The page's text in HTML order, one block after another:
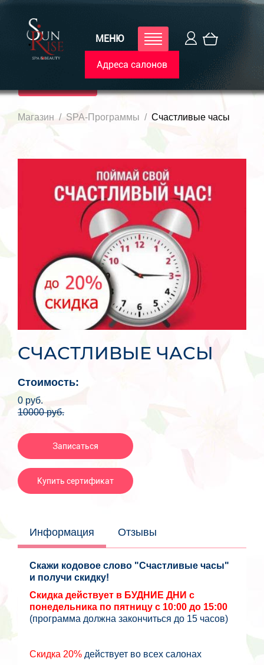
МЕНЮ
Адреса салонов
Магазин SPA-Программы Счастливые часы
СЧАСТЛИВЫЕ ЧАСЫ
Стоимость:
0 руб.
10000руб.
Записаться
Купить сертификат
Информация Отзывы
Скажи кодовое слово "Счастливые часы"
и получи скидку!
Скидка действует в БУДНИЕ ДНИ с
понедельника по пятницу с 10:00 до 15:00
(программа должна закончиться до 15 часов)
Скидка 20% действует во всех салонах